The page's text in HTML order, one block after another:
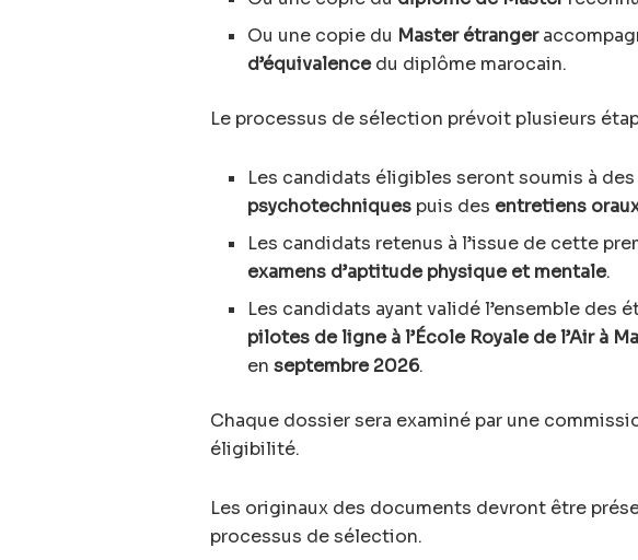
Ou une copie du Master étranger
d’équivalencedu diplôme marocain.
Le processus de sélection prévoit plusieurs
Les candidats éligibles seront soumis à des
psychotechniques puis des entretiens
Les candidats retenus à l’issue de cette
examens d’aptitude physique et mentale.
Les candidats ayant validé l’ensemble des
pilotes de ligne à l’École Royale de l’Air à
enseptembre 2026.
Chaque dossier sera examiné par une
éligibilité.
Les originaux des documents devront être
processus de sélection.